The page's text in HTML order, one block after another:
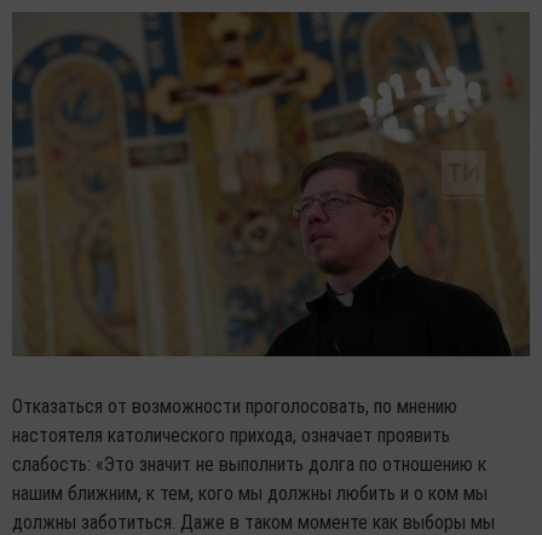
Отказаться от возможности проголосовать, по мнению
настоятеля католического прихода, означает проявить
слабость: «Это значит не выполнить долга по отношению к
нашим ближним, к тем, кого мы должны любить и о ком мы
должны заботиться. Даже в таком моменте как выборы мы